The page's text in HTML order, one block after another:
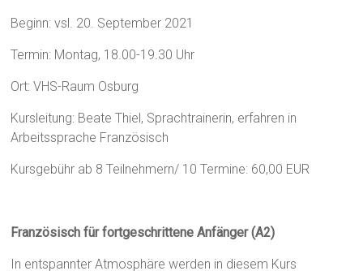
Beginn: vsl. 20. September 2021
Termin: Montag, 18.00-19.30 Uhr
Ort: VHS-Raum Osburg
Kursleitung: Beate Thiel, Sprachtrainerin, erfahren in
Arbeitssprache Französisch
Kursgebühr ab 8 Teilnehmern/ 10 Termine: 60,00 EUR
Französisch für fortgeschrittene Anfänger (A2)
In entspannter Atmosphäre werden in diesem Kurs